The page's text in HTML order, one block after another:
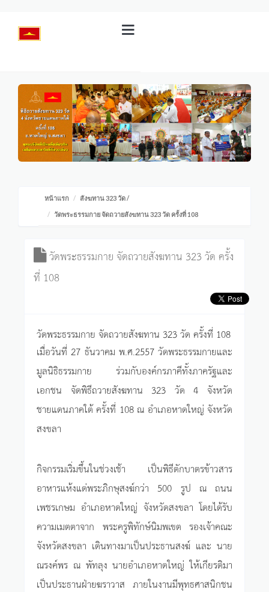
หน้าแรก สังฆทาน 323 วัด/
วัดพระธรรมกาย จัดถวายสังฆทาน 323 วัด ครั้งที่ 108
วัดพระธรรมกาย จัดถวายสังฆทาน 323 วัด ครั้ง
ที่ 108
วัดพระธรรมกาย จัดถวายสังฆทาน 323 วัด ครั้งที่ 108
เมื่อวันที่ 27 ธันวาคม พ.ศ.2557 วัดพระธรรมกายและ
มูลนิธิธรรมกาย ร่วมกับองค์กรภาคีทั้งภาครัฐและ
เอกชน จัดพิธีถวายสังฆทาน 323 วัด 4 จังหวัด
ชายแดนภาคใต้ ครั้งที่ 108 ณ อำเภอหาดใหญ่ จังหวัด
สงขลา
กิจกรรมเริ่มขึ้นในช่วงเช้า เป็นพิธีตักบาตรข้าวสาร
อาหารแห้งแด่พระภิกษุสงฆ์กว่า 500 รูป ณ ถนน
เพชรเกษม อำเภอหาดใหญ่ จังหวัดสงขลา โดยได้รับ
ความเมตตาจาก พระครูพิทักษ์นิมพเขต รองเจ้าคณะ
จังหวัดสงขลา เดินทางมาเป็นประธานสงฆ์ และ นาย
ณรงค์พร ณ พัทลุง นายอำเภอหาดใหญ่ ให้เกียรติมา
เป็นประธานฝ่ายฆราวาส ภายในงานมีพุทธศาสนิกชน